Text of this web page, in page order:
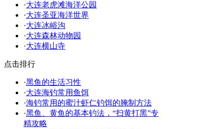
·大连老虎滩海洋公园
·大连圣亚海洋世界
·大连冰峪沟
·大连森林动物园
·大连横山寺
点击排行
·黑鱼的生活习性
·大连海钓常用鱼饵
·海钓常用的蜜汁虾仁钓饵的腌制方法
·黑鱼、黄鱼的基本钓法，“扫黄打黑”专
精攻略